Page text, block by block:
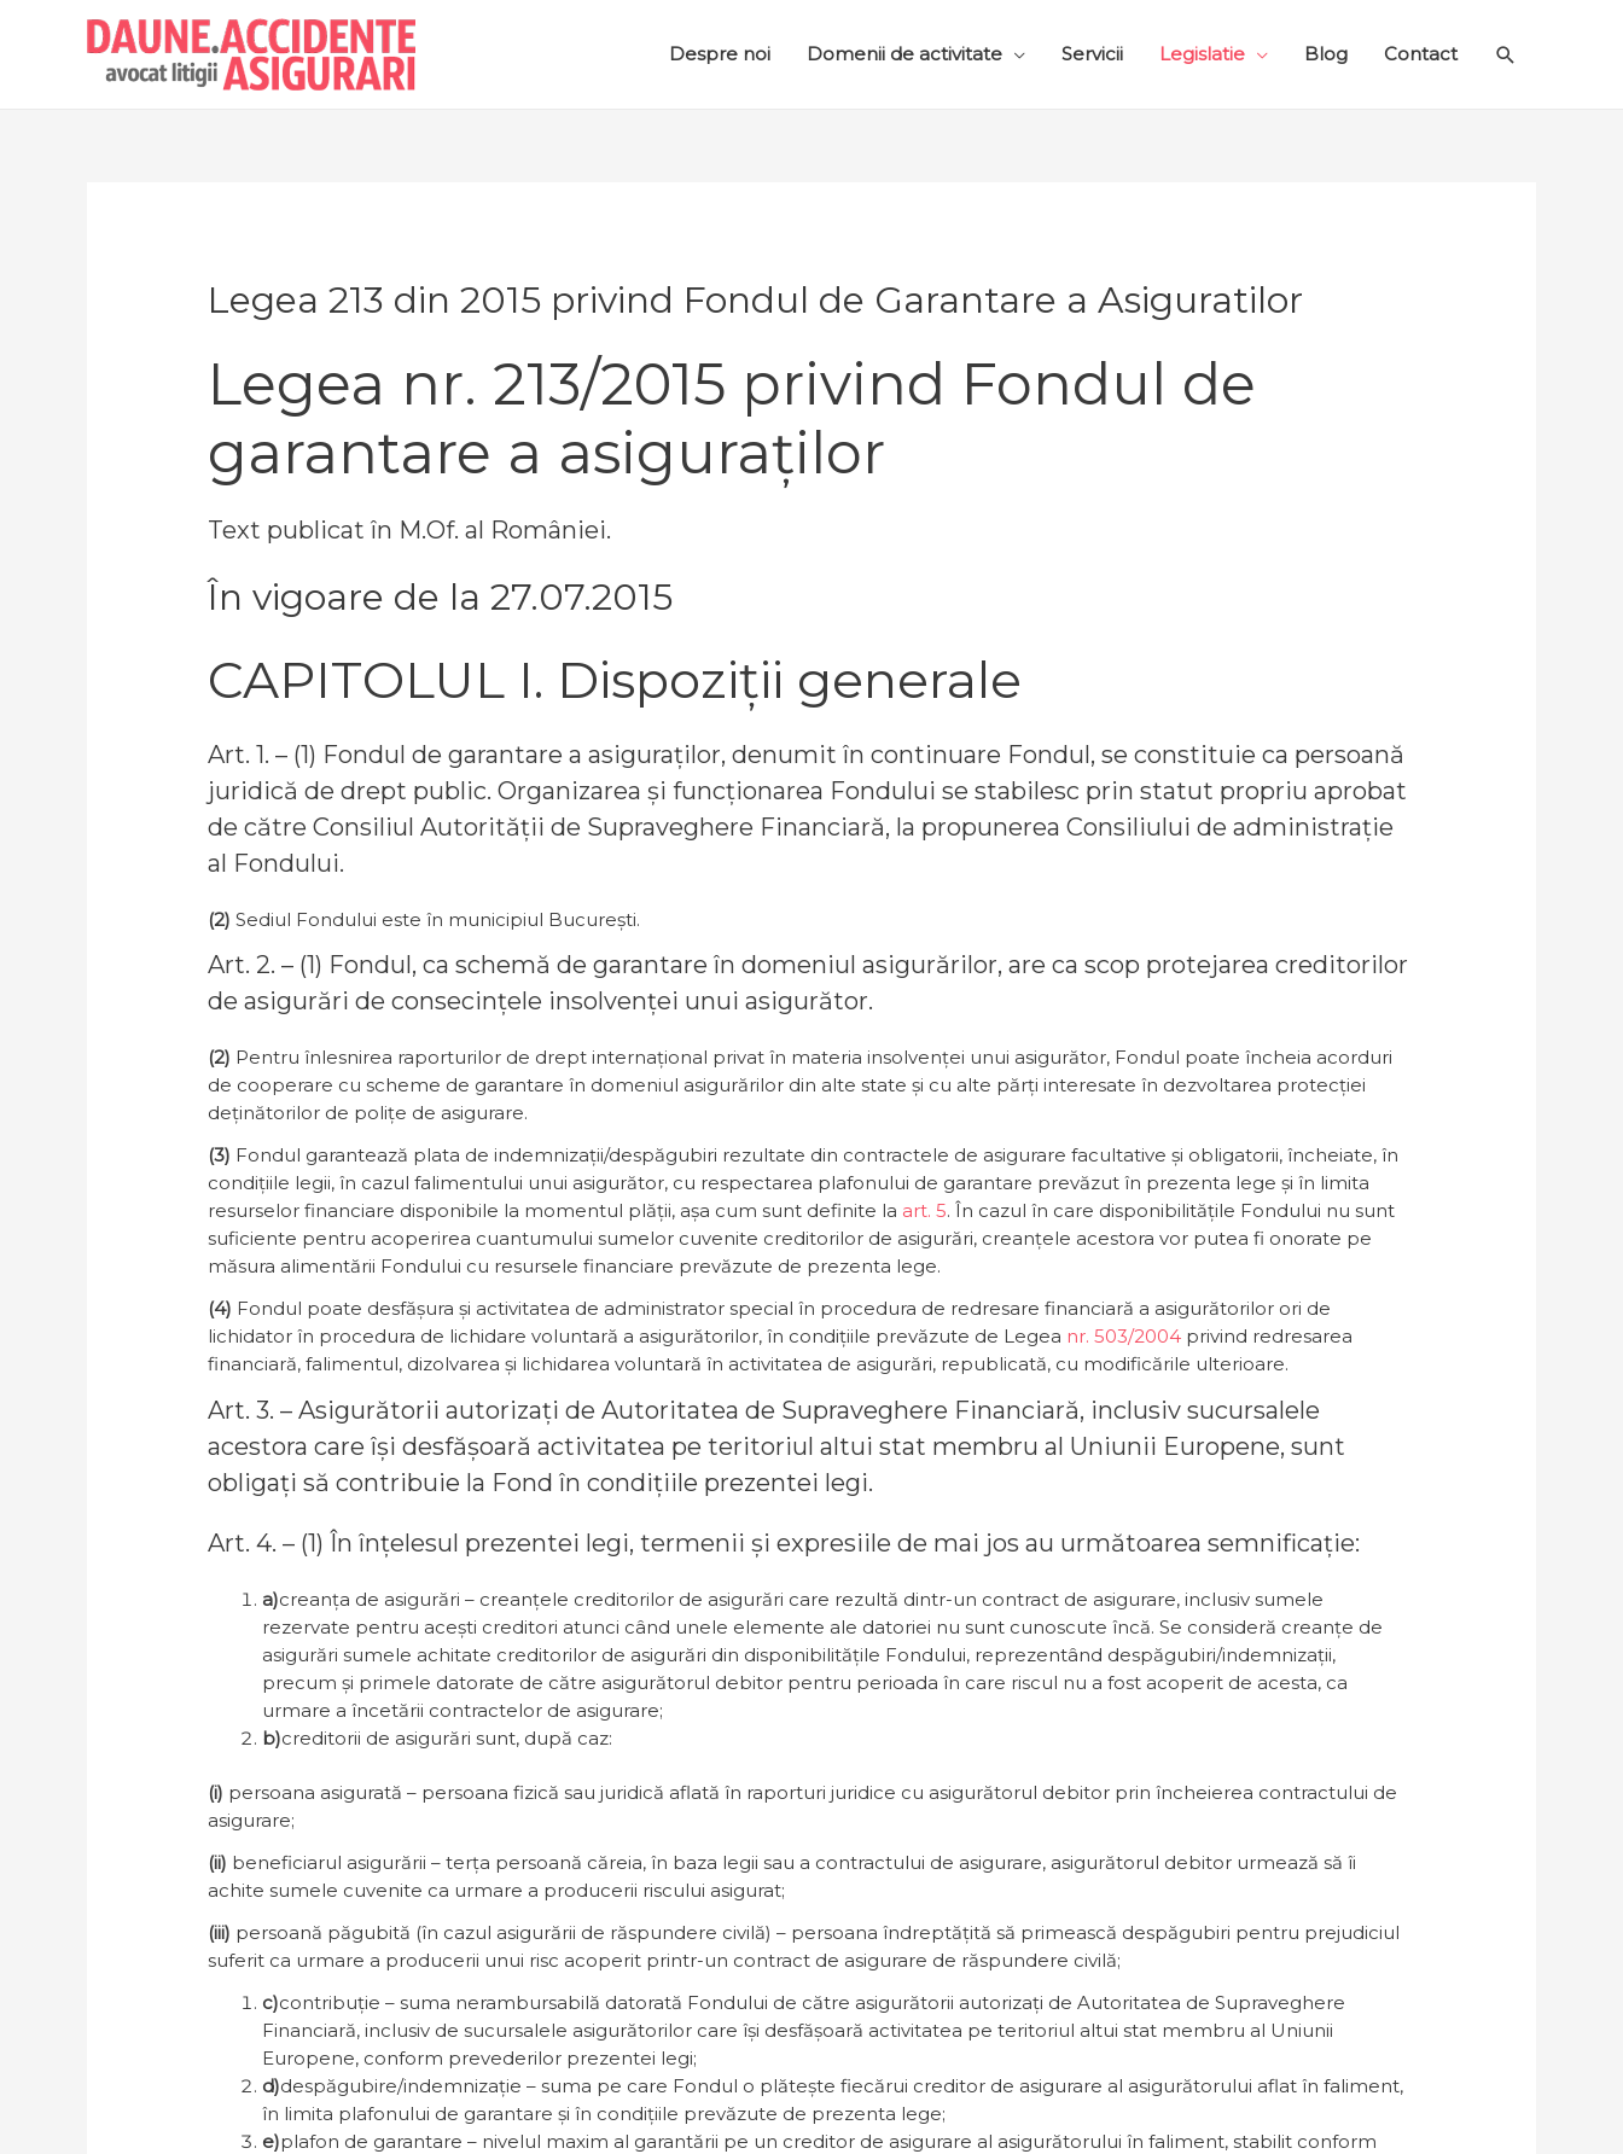
Despre noi Domenii de activitate Servicii Legislatie Blog Contact
Legea 213 din 2015 privind Fondul de Garantare a Asiguratilor
Legea nr. 213/2015 privind Fondul de
garantare a asiguraților
Text publicat în M.Of. al României.
În vigoare de la 27.07.2015
CAPITOLUL I. Dispoziții generale
Art. 1. – (1) Fondul de garantare a asiguraților, denumit în continuare Fondul, se constituie ca persoană
juridică de drept public. Organizarea și funcționarea Fondului se stabilesc prin statut propriu aprobat
de către Consiliul Autorității de Supraveghere Financiară, la propunerea Consiliului de administrație
al Fondului.
(2) Sediul Fondului este în municipiul București.
Art. 2. – (1) Fondul, ca schemă de garantare în domeniul asigurărilor, are ca scop protejarea creditorilor
de asigurări de consecințele insolvenței unui asigurător.
(2) Pentru înlesnirea raporturilor de drept internațional privat în materia insolvenței unui asigurător, Fondul poate încheia acorduri
de cooperare cu scheme de garantare în domeniul asigurărilor din alte state și cu alte părți interesate în dezvoltarea protecției
deținătorilor de polițe de asigurare.
(3) Fondul garantează plata de indemnizații/despăgubiri rezultate din contractele de asigurare facultative și obligatorii, încheiate, în
condițiile legii, în cazul falimentului unui asigurător, cu respectarea plafonului de garantare prevăzut în prezenta lege și în limita
resurselor financiare disponibile la momentul plății, așa cum sunt definite la art. 5. În cazul în care disponibilitățile Fondului nu sunt
suficiente pentru acoperirea cuantumului sumelor cuvenite creditorilor de asigurări, creanțele acestora vor putea fi onorate pe
măsura alimentării Fondului cu resursele financiare prevăzute de prezenta lege.
(4) Fondul poate desfășura și activitatea de administrator special în procedura de redresare financiară a asigurătorilor ori de
lichidator în procedura de lichidare voluntară a asigurătorilor, în condițiile prevăzute de Legea nr. 503/2004 privind redresarea
financiară, falimentul, dizolvarea și lichidarea voluntară în activitatea de asigurări, republicată, cu modificările ulterioare.
Art. 3. – Asigurătorii autorizați de Autoritatea de Supraveghere Financiară, inclusiv sucursalele
acestora care își desfășoară activitatea pe teritoriul altui stat membru al Uniunii Europene, sunt
obligați să contribuie la Fond în condițiile prezentei legi.
Art. 4. – (1) În înțelesul prezentei legi, termenii și expresiile de mai jos au următoarea semnificație:
a)creanța de asigurări – creanțele creditorilor de asigurări care rezultă dintr-un contract de asigurare, inclusiv sumele
rezervate pentru acești creditori atunci când unele elemente ale datoriei nu sunt cunoscute încă. Se consideră creanțe de
asigurări sumele achitate creditorilor de asigurări din disponibilitățile Fondului, reprezentând despăgubiri/indemnizații,
precum și primele datorate de către asigurătorul debitor pentru perioada în care riscul nu a fost acoperit de acesta, ca
urmare a încetării contractelor de asigurare;
b)creditorii de asigurări sunt, după caz:
(i) persoana asigurată – persoana fizică sau juridică aflată în raporturi juridice cu asigurătorul debitor prin încheierea contractului de
asigurare;
(ii) beneficiarul asigurării – terța persoană căreia, în baza legii sau a contractului de asigurare, asigurătorul debitor urmează să îi
achite sumele cuvenite ca urmare a producerii riscului asigurat;
(iii) persoană păgubită (în cazul asigurării de răspundere civilă) – persoana îndreptățită să primească despăgubiri pentru prejudiciul
suferit ca urmare a producerii unui risc acoperit printr-un contract de asigurare de răspundere civilă;
c)contribuție – suma nerambursabilă datorată Fondului de către asigurătorii autorizați de Autoritatea de Supraveghere
Financiară, inclusiv de sucursalele asigurătorilor care își desfășoară activitatea pe teritoriul altui stat membru al Uniunii
Europene, conform prevederilor prezentei legi;
d)despăgubire/indemnizație – suma pe care Fondul o plătește fiecărui creditor de asigurare al asigurătorului aflat în faliment,
în limita plafonului de garantare și în condițiile prevăzute de prezenta lege;
e)plafon de garantare – nivelul maxim al garantării pe un creditor de asigurare al asigurătorului în faliment, stabilit conform